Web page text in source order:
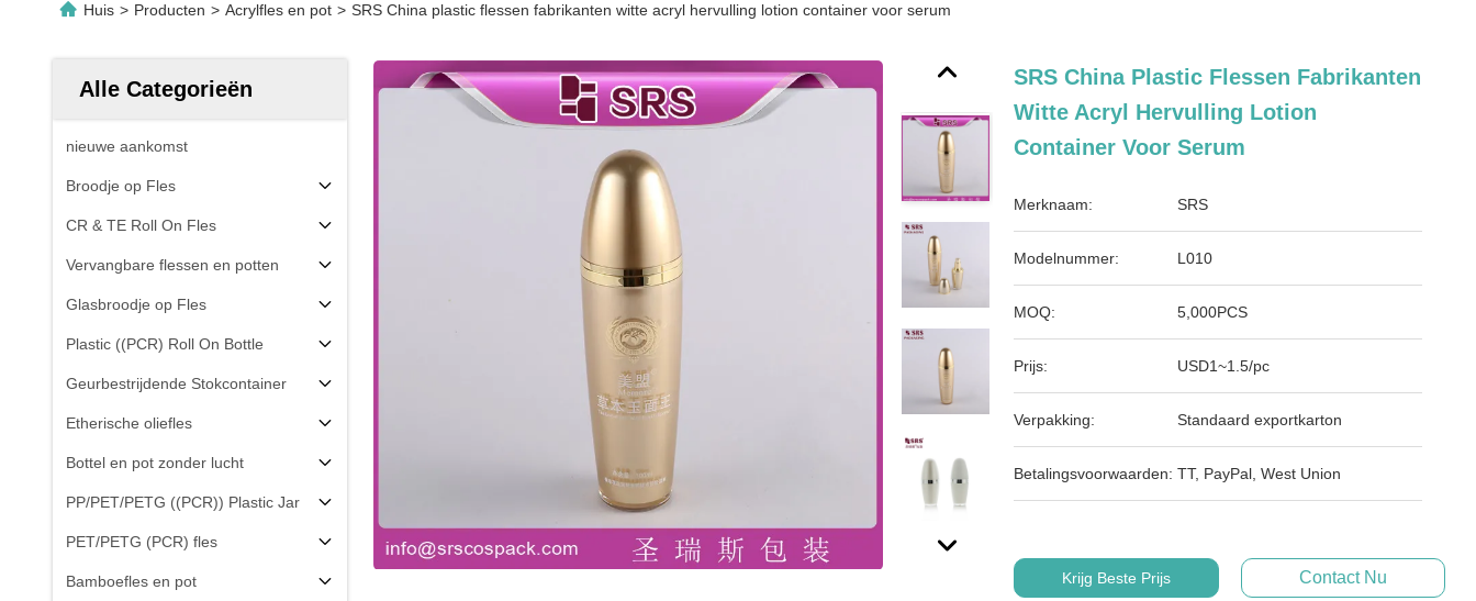
Huis > Producten > Acrylfles en pot > SRS China plastic flessen fabrikanten witte acryl hervulling lotion container voor serum
Alle Categorieën
nieuwe aankomst
Broodje op Fles
CR & TE Roll On Fles
Vervangbare flessen en potten
Glasbroodje op Fles
Plastic ((PCR) Roll On Bottle
Geurbestrijdende Stokcontainer
Etherische oliefles
Bottel en pot zonder lucht
PP/PET/PETG ((PCR)) Plastic Jar
PET/PETG (PCR) fles
Bamboefles en pot
SRS China Plastic Flessen Fabrikanten
Witte Acryl Hervulling Lotion
Container Voor Serum
Merknaam: SRS
Modelnummer: L010
MOQ: 5,000PCS
Prijs: USD1~1.5/pc
Verpakking: Standaard exportkarton
Betalingsvoorwaarden: TT, PayPal, West Union
Krijg Beste Prijs Contact Nu